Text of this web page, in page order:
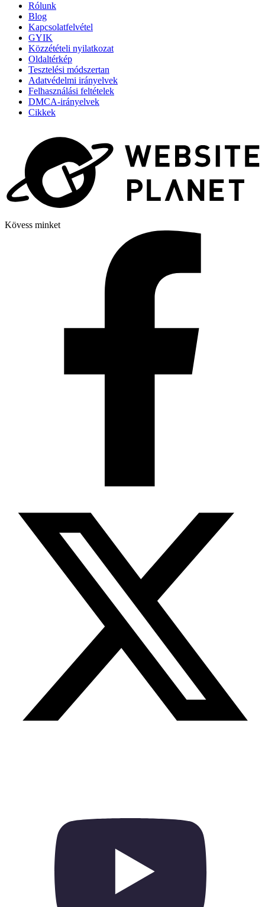
Rólunk
Blog
Kapcsolatfelvétel
GYIK
Közzétételi nyilatkozat
Oldaltérkép
Tesztelési módszertan
Adatvédelmi irányelvek
Felhasználási feltételek
DMCA-irányelvek
Cikkek
Kövess minket